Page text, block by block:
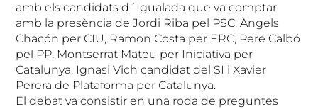
amb els candidats d´Igualada que va comptar
amb la presència de Jordi Riba pel PSC, Àngels
Chacón per CIU, Ramon Costa per ERC, Pere Calbó
pel PP, Montserrat Mateu per Iniciativa per
Catalunya, Ignasi Vich candidat del SI i Xavier
Perera de Plataforma per Catalunya.
El debat va consistir en una roda de preguntes